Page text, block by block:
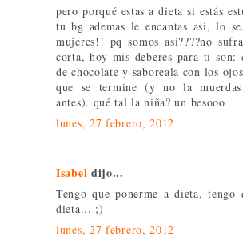
pero porqué estas a dieta si estás
tu bg ademas le encantas asi, lo
mujeres!! pq somos asi????no
corta, hoy mis deberes para ti son:
de chocolate y saboreala con los
que se termine (y no la
antes). qué tal la niña? un besooo
lunes, 27 febrero, 2012
Isabel dijo...
Tengo que ponerme a dieta, tengo
dieta... ;)
lunes, 27 febrero, 2012